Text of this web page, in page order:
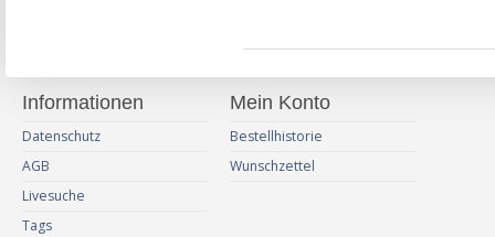
Informationen
Datenschutz
AGB
Livesuche
Tags
Mein Konto
Bestellhistorie
Wunschzettel